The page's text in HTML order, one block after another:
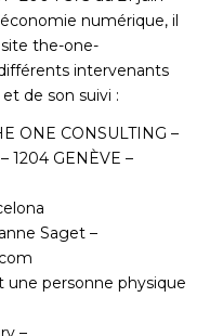
numérique, il
the-one-
intervenants
de son suivi :
ONE CONSULTING –
1204 GENÈVE –
Saget –
une personne physique